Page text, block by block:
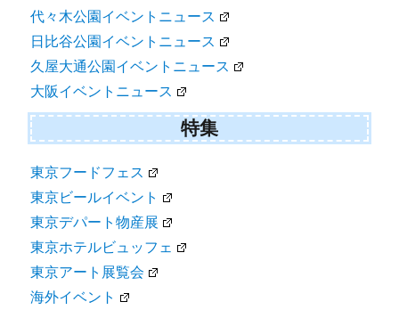
代々木公園イベントニュース
日比谷公園イベントニュース
久屋大通公園イベントニュース
大阪イベントニュース
特集
東京フードフェス
東京ビールイベント
東京デパート物産展
東京ホテルビュッフェ
東京アート展覧会
海外イベント